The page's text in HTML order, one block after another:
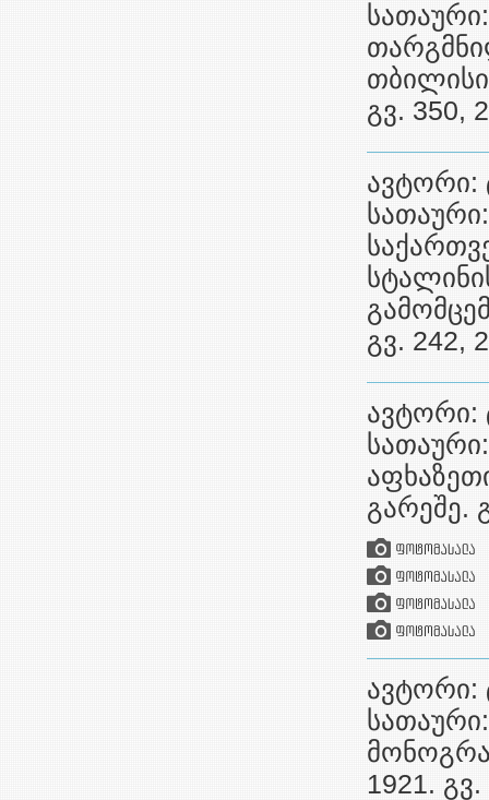
გვ. 350,
ავტორი:
გვ. 242,
ავტორი:
გარეშე.
ავტორი:
1921.